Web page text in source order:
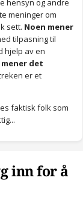
hensyn og andre
meninger om
sett. Noen mener
tilpasning til
hjelp av en
det
er et
faktisk folk som
inn for å